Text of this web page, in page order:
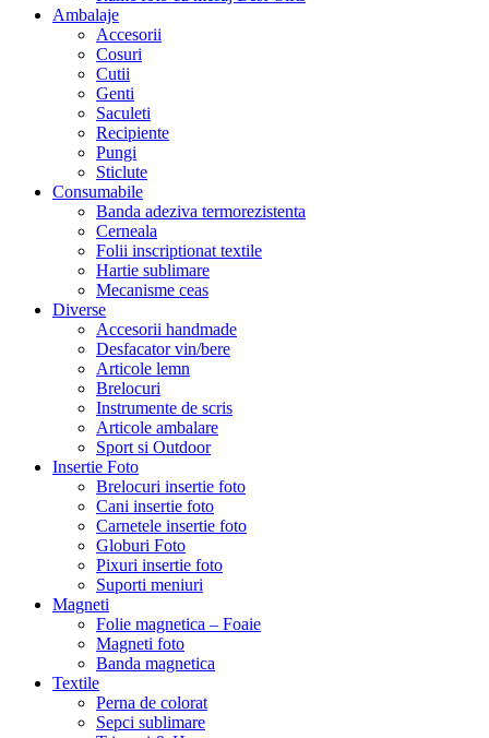
Ambalaje
Accesorii
Cosuri
Cutii
Genti
Saculeti
Recipiente
Pungi
Sticlute
Consumabile
Banda adeziva termorezistenta
Cerneala
Folii inscriptionat textile
Hartie sublimare
Mecanisme ceas
Diverse
Accesorii handmade
Desfacator vin/bere
Articole lemn
Brelocuri
Instrumente de scris
Articole ambalare
Sport si Outdoor
Insertie Foto
Brelocuri insertie foto
Cani insertie foto
Carnetele insertie foto
Globuri Foto
Pixuri insertie foto
Suporti meniuri
Magneti
Folie magnetica – Foaie
Magneti foto
Banda magnetica
Textile
Perna de colorat
Sepci sublimare